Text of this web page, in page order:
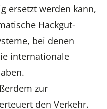
ersetzt werden kann,
Hackgut-
bei denen
internationale
zur
den Verkehr.